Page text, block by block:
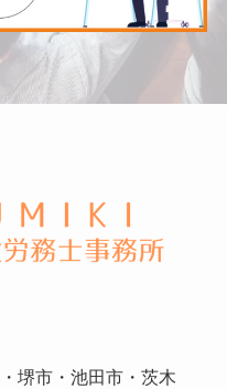
堺市・池田市・茨木